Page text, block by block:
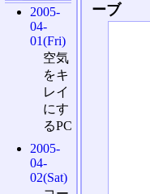
ーブ
2005-
04-
01(Fri)
空気
をキ
レイ
にす
るPC
2005-
04-
02(Sat)